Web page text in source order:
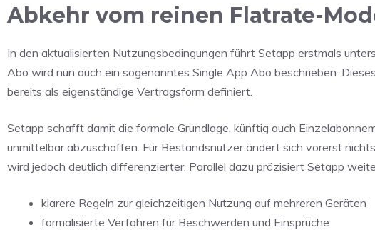
Abkehr vom reinen Flatrate-
In den aktualisierten Nutzungsbedingungen führt Setapp erstmals
Abo wird nun auch ein sogenanntes Single App Abo beschrieben.
bereits als eigenständige Vertragsform definiert.
Setapp schafft damit die formale Grundlage, künftig auch
unmittelbar abzuschaffen. Für Bestandsnutzer ändert sich vorerst
wird jedoch deutlich differenzierter. Parallel dazu präzisiert Setapp
klarere Regeln zur gleichzeitigen Nutzung auf mehreren Geräten
formalisierte Verfahren für Beschwerden und Einsprüche